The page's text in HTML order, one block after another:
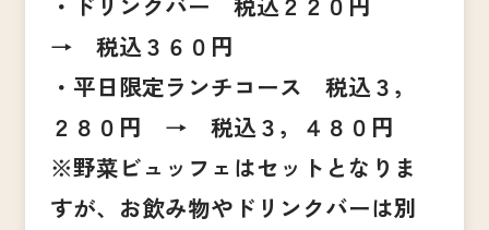
→ 税込３６０円
・平日限定ランチコース 税込３，
２８０円 → 税込３，４８０円
※野菜ビュッフェはセットとなりま
すが、お飲み物やドリンクバーは別